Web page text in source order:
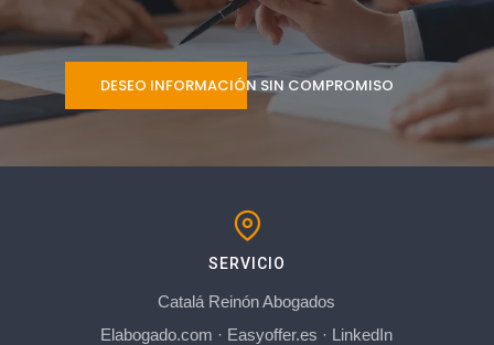
DESEO INFORMACIÓN SIN COMPROMISO
SERVICIO
Catalá Reinón Abogados
Elabogado.com · Easyoffer.es · LinkedIn